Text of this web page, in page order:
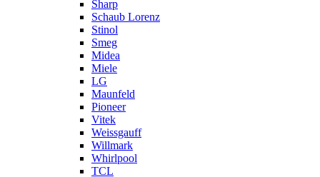
Sharp
Schaub Lorenz
Stinol
Smeg
Midea
Miele
LG
Maunfeld
Pioneer
Vitek
Weissgauff
Willmark
Whirlpool
TCL